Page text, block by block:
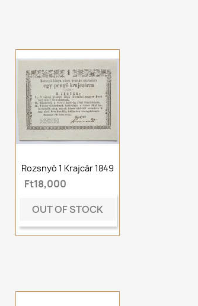
Rozsnyó 1 Krajcár 1849
Ft18,000
OUT OF STOCK